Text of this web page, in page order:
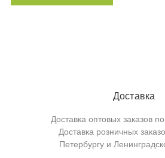
Доставка
Доставка оптовых заказов
Доставка розничных
Петербургу и